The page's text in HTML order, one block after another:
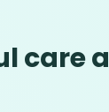
care a